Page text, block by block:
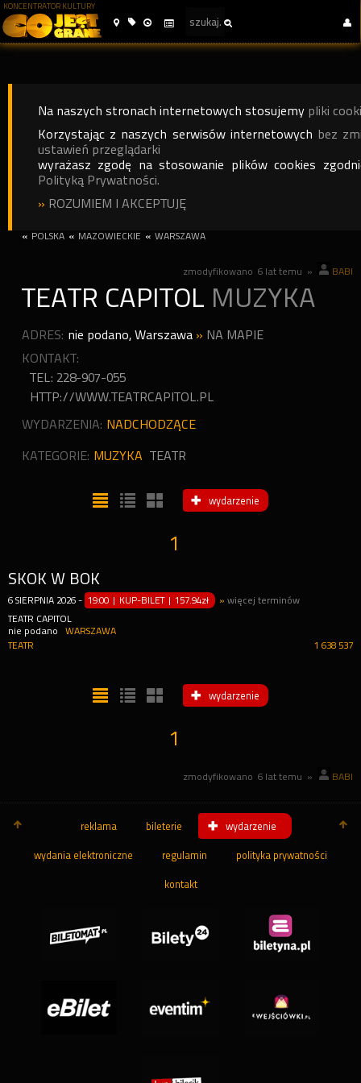
KONCENTRATOR KULTURY
Na naszych stronach internetowych stosujemy pliki
Korzystając z naszych serwisów internetowych bez
ustawień przeglądarki
wyrażasz zgodę na stosowanie plików cookies
Polityką Prywatności.
» ROZUMIEM I AKCEPTUJĘ
« POLSKA « MAZOWIECKIE « WARSZAWA
zmodyfikowano 6 lat temu » BABI
TEATR CAPITOL MUZYKA
ADRES: nie podano,Warszawa » NA MAPIE
KONTAKT:
TEL: 228-907-055
HTTP://WWW.TEATRCAPITOL.PL
WYDARZENIA: NADCHODZĄCE
KATEGORIE: MUZYKA TEATR
wydarzenie
1
SKOK W BOK
6 SIERPNIA 2026 - 19:00 | KUP-BILET |157.94zł »więcej terminów
TEATR CAPITOL
nie podano
WARSZAWA
1 638 537
TEATR
wydarzenie
1
zmodyfikowano 6 lat temu » BABI
reklama bileterie wydarzenie
wydania elektroniczne regulamin polityka prywatności
kontakt